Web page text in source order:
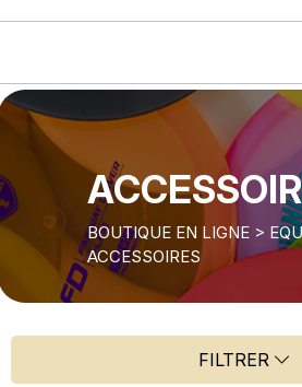
BOUTIQUE EN LIGNE >
ACCESSOIRES
FILTRER